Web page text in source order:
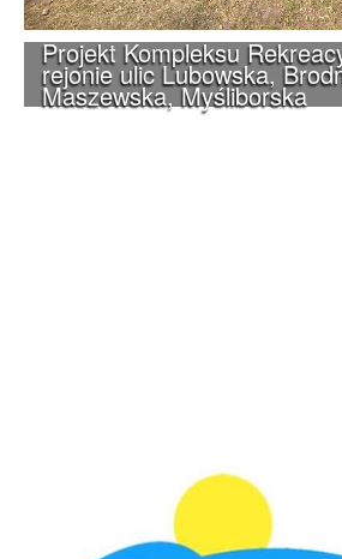
Projekt Kompleksu
rejonie ulic Lubowska,
Maszewska, Myśliborska